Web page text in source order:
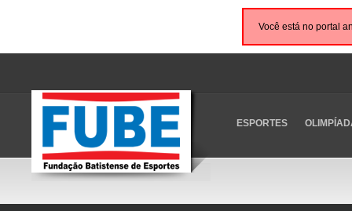
Você está no portal
ESPORTES